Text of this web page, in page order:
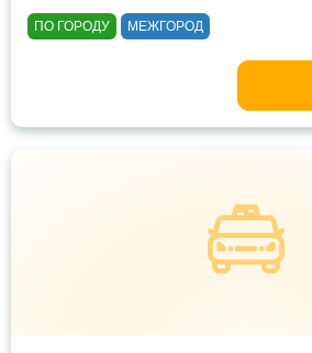
ПО ГОРОДУ МЕЖГОРОД